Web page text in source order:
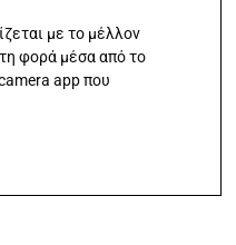
με το μέλλον
φορά μέσα από το
app που